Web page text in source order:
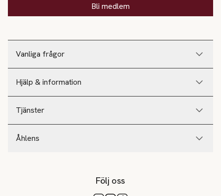
Vanliga frågor
Hjälp & information
Tjänster
Åhlens
Bli medlem
Följ oss